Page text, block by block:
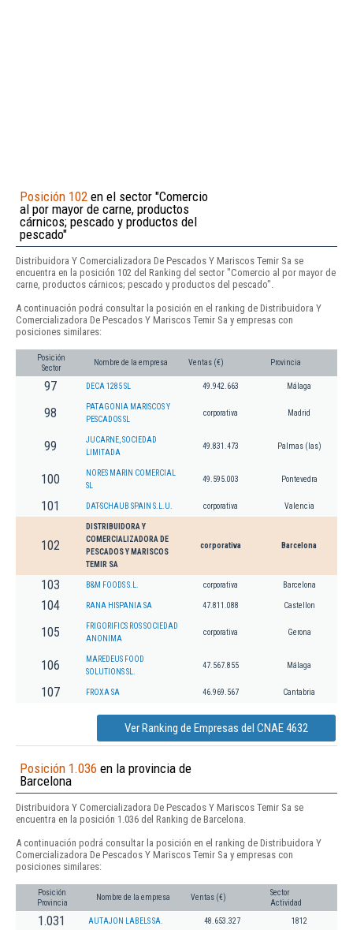
Posición 102 en el sector "Comercio
al por mayor de carne, productos
cárnicos; pescado y productos del
pescado"
Distribuidora Y Comercializadora De Pescados Y Mariscos Temir Sa se
encuentra en la posición 102 del Ranking del sector "Comercio al por mayor de
carne, productos cárnicos; pescado y productos del pescado".
A continuación podrá consultar la posición en el ranking de Distribuidora Y
Comercializadora De Pescados Y Mariscos Temir Sa y empresas con
posiciones similares:
Posición
Sector
Nombre de la empresa Ventas (€) Provincia
97 DECA 1285 SL 49.942.663 Málaga
98
PATAGONIA MARISCOS Y
PESCADOS SL
corporativa Madrid
99
JUCARNE, SOCIEDAD
LIMITADA
49.831.473 Palmas (las)
100
NORES MARIN COMERCIAL
SL
49.595.003 Pontevedra
101 DAT-SCHAUB SPAIN S.L.U. corporativa Valencia
102
DISTRIBUIDORA Y
COMERCIALIZADORA DE
PESCADOS Y MARISCOS
TEMIR SA
corporativa Barcelona
103 B&M FOODS S.L. corporativa Barcelona
104 RANA HISPANIA SA 47.811.088 Castellon
105
FRIGORIFICS ROS SOCIEDAD
ANONIMA
corporativa Gerona
106
MAREDEUS FOOD
SOLUTIONS SL.
47.567.855 Málaga
107 FROXA SA 46.969.567 Cantabria
Ver Ranking de Empresas del CNAE 4632
Posición 1.036 en la provincia de
Barcelona
Distribuidora Y Comercializadora De Pescados Y Mariscos Temir Sa se
encuentra en la posición 1.036 del Ranking de Barcelona.
A continuación podrá consultar la posición en el ranking de Distribuidora Y
Comercializadora De Pescados Y Mariscos Temir Sa y empresas con
posiciones similares:
Posición
Provincia
Nombre de la empresa Ventas (€)
Sector
Actividad
1.031 AUTAJON LABELS SA. 48.653.327 1812